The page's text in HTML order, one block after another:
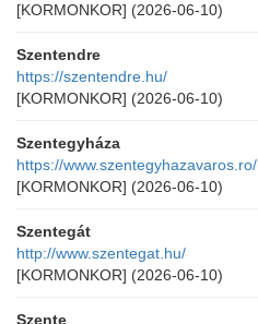
[KORMONKOR] (2026-06-10)
Szentendre
https://szentendre.hu/
[KORMONKOR] (2026-06-10)
Szentegyháza
https://www.szentegyhazavaros.ro/
[KORMONKOR] (2026-06-10)
Szentegát
http://www.szentegat.hu/
[KORMONKOR] (2026-06-10)
Szente